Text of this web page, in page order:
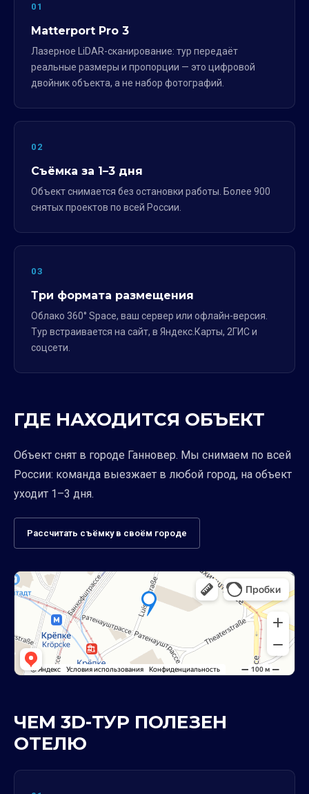
01
Matterport Pro 3
Лазерное LiDAR-сканирование: тур передаёт
реальные размеры и пропорции — это цифровой
двойник объекта, а не набор фотографий.
02
Съёмка за 1–3 дня
Объект снимается без остановки работы. Более 900
снятых проектов по всей России.
03
Три формата размещения
Облако 360° Space, ваш сервер или офлайн-версия.
Тур встраивается на сайт, в Яндекс.Карты, 2ГИС и
соцсети.
ГДЕ НАХОДИТСЯ ОБЪЕКТ
Объект снят в городе Ганновер. Мы снимаем по всей
России: команда выезжает в любой город, на объект
уходит 1–3 дня.
Рассчитать съёмку в своём городе
ЧЕМ 3D-ТУР ПОЛЕЗЕН
ОТЕЛЮ